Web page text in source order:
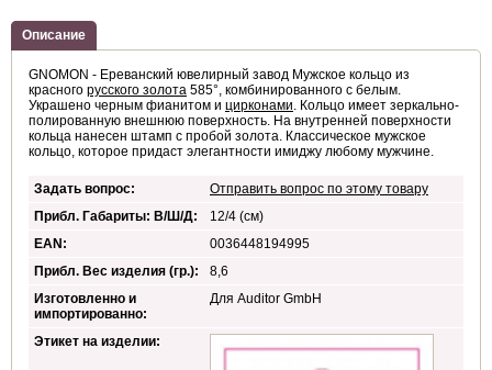
Описание
GNOMON - Ереванский ювелирный завод Мужское кольцо из
красного русского золота 585°, комбинированного с белым.
Украшено черным фианитом и цирконами. Кольцо имеет зеркально-
полированную внешнюю поверхность. На внутренней поверхности
кольца нанесен штамп с пробой золота. Классическое мужское
кольцо, которое придаст элегантности имиджу любому мужчине.
Задать вопрос:
Отправить вопрос по этому товару
Прибл. Габариты: В/Ш/Д:
12/4 (см)
EAN:
0036448194995
Прибл. Вес изделия (гр.):
8,6
Изготовленно и
импортированно:
Для Auditor GmbH
Этикет на изделии: